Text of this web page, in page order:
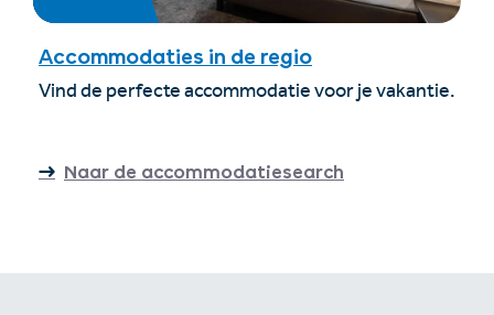
Accommodaties in de regio
Vind de perfecte accommodatie voor je vakantie.
Naar de accommodatiesearch